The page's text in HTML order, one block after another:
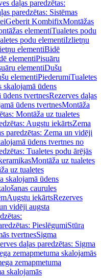
daļas paredzētas:
paredzētas: Sistēmas
Geberit KombifixMontāžas
elementiTualetes podu
podu elementiIzlietņu
elementiBidē
elementiPisuāru
elementiDušu
elementiPiederumiTualetes
skalojamā ūdens
ūdens tvertnesRezerves daļas
ūdens tvertnesMontāža
Montāža uz tualetes
Augstu iekārtsZema
paredzētas: Zema un vidēji
ūdens tvertnes no
Tualetes podu ārējās
Montāža uz tualetes
uz tualetes
skalojamā ūdens
caurules
Augstu iekārtsRezerves
vidēji augsta
PieslēgumiStūra
tvertnesSigma
daļas paredzētas: Sigma
zemapmetuma skalojamās
zemapmetuma
skalojamās